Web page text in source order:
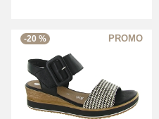
-20 %